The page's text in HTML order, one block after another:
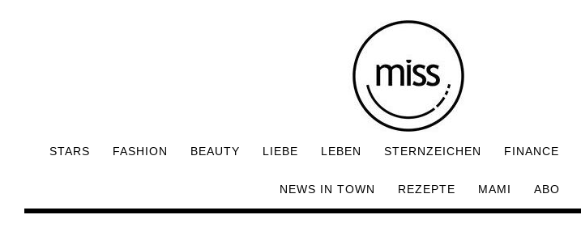
STARS FASHION BEAUTY LIEBE LEBEN STERNZEICHEN FINANCE
NEWS IN TOWN REZEPTE MAMI ABO